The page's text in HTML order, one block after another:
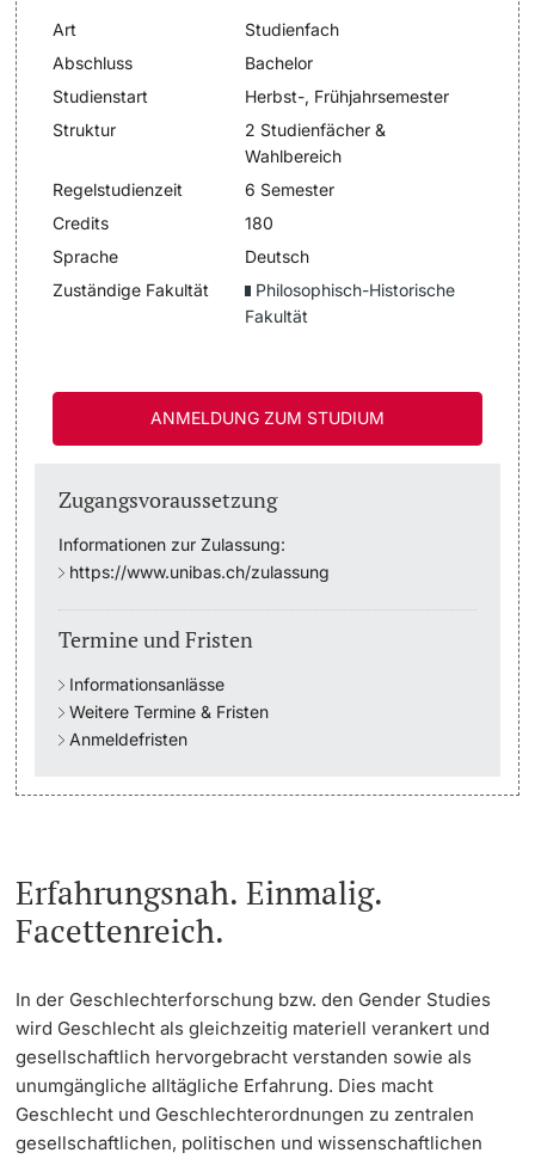
weitere Informationen
«Start Smart»-Week
Mobilität
Campus Stories
Hörerinnen/Hörer
Beratung & Support
Studienfinanzierung
Berufseinstieg & Laufbahnberatung
Soziales & Gesundheit
Koordinationsstelle für Geflüchtete
Beratungswegweiser
Langes Studium
Lernen & Lehren
KI in Studium und Lehre
Art
Studienfach
Abschluss
Bachelor
Studienstart
Herbst-, Frühjahrsemester
Struktur
2 Studienfächer &
Wahlbereich
Regelstudienzeit
6 Semester
Credits
180
Sprache
Deutsch
Zuständige Fakultät
Philosophisch-Historische
Fakultät
ANMELDUNG ZUM STUDIUM
Zugangsvoraussetzung
Informationen zur Zulassung:
https://www.unibas.ch/zulassung
Termine und Fristen
Informationsanlässe
Weitere Termine & Fristen
Anmeldefristen
Erfahrungsnah. Einmalig.
Facettenreich.
In der Geschlechterforschung bzw. den Gender Studies
wird Geschlecht als gleichzeitig materiell verankert und
gesellschaftlich hervorgebracht verstanden sowie als
unumgängliche alltägliche Erfahrung. Dies macht
Geschlecht und Geschlechterordnungen zu zentralen
gesellschaftlichen, politischen und wissenschaftlichen